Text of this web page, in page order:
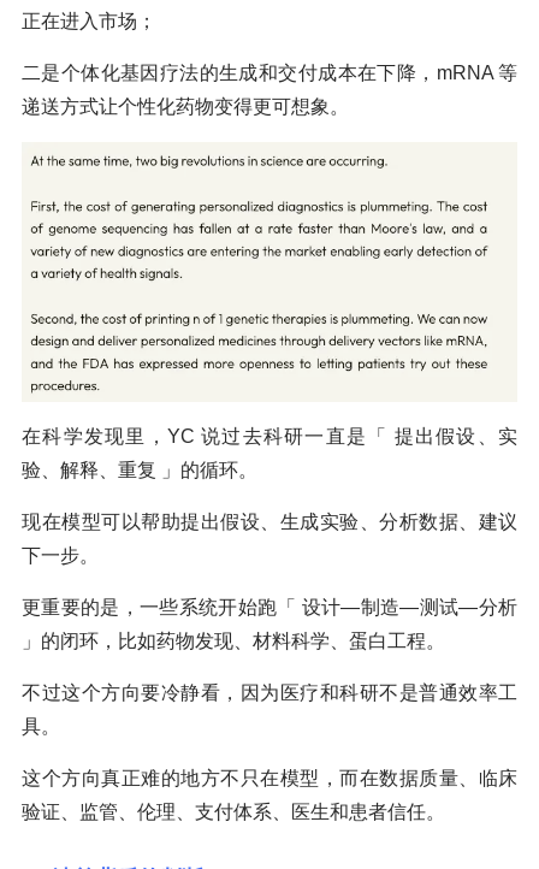
正在进入市场；
二是个体化基因疗法的生成和交付成本在下降，mRNA 等
递送方式让个性化药物变得更可想象。
在科学发现里，YC 说过去科研一直是「 提出假设、实
验、解释、重复 」的循环。
现在模型可以帮助提出假设、生成实验、分析数据、建议
下一步。
更重要的是，一些系统开始跑「 设计—制造—测试—分析
」的闭环，比如药物发现、材料科学、蛋白工程。
不过这个方向要冷静看，因为医疗和科研不是普通效率工
具。
这个方向真正难的地方不只在模型，而在数据质量、临床
验证、监管、伦理、支付体系、医生和患者信任。